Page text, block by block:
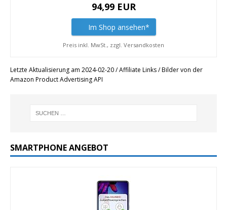
94,99 EUR
Im Shop ansehen*
Preis inkl. MwSt., zzgl. Versandkosten
Letzte Aktualisierung am 2024-02-20 / Affiliate Links / Bilder von der
Amazon Product Advertising API
SMARTPHONE ANGEBOT